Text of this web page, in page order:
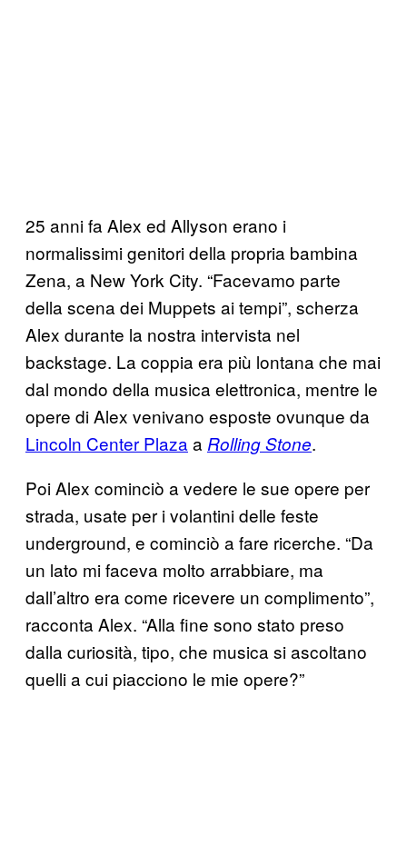
25 anni fa Alex ed Allyson erano i
normalissimi genitori della propria bambina
Zena, a New York City. “Facevamo parte
della scena dei Muppets ai tempi”, scherza
Alex durante la nostra intervista nel
backstage. La coppia era più lontana che mai
dal mondo della musica elettronica, mentre le
opere di Alex venivano esposte ovunque da
Lincoln Center Plaza a Rolling Stone.
Poi Alex cominciò a vedere le sue opere per
strada, usate per i volantini delle feste
underground, e cominciò a fare ricerche. “Da
un lato mi faceva molto arrabbiare, ma
dall’altro era come ricevere un complimento”,
racconta Alex. “Alla fine sono stato preso
dalla curiosità, tipo, che musica si ascoltano
quelli a cui piacciono le mie opere?”